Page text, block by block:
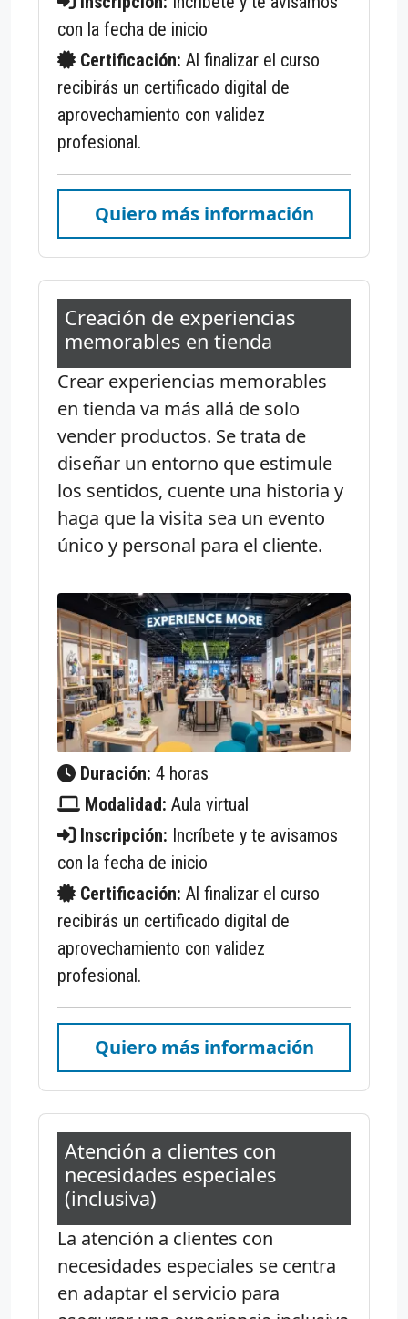
con la fecha de inicio
Certificación: Al finalizar el curso
recibirás un certificado digital de
aprovechamiento con validez
profesional.
Quiero más información
Creación de experiencias
memorables en tienda
Crear experiencias memorables
en tienda va más allá de solo
vender productos. Se trata de
diseñar un entorno que estimule
los sentidos, cuente una historia y
haga que la visita sea un evento
único y personal para el cliente.
Duración: 4 horas
Modalidad: Aula virtual
Inscripción: Incríbete y te avisamos
con la fecha de inicio
Certificación: Al finalizar el curso
recibirás un certificado digital de
aprovechamiento con validez
profesional.
Quiero más información
Atención a clientes con
necesidades especiales
(inclusiva)
La atención a clientes con
necesidades especiales se centra
en adaptar el servicio para